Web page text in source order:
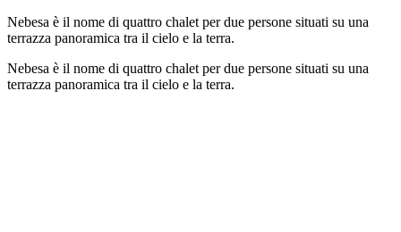
Nebesa è il nome di quattro chalet per due persone situati su una
terrazza panoramica tra il cielo e la terra.
Nebesa è il nome di quattro chalet per due persone situati su una
terrazza panoramica tra il cielo e la terra.